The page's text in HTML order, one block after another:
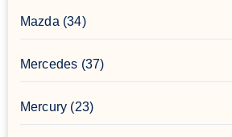
Mazda (34)
Mercedes (37)
Mercury (23)